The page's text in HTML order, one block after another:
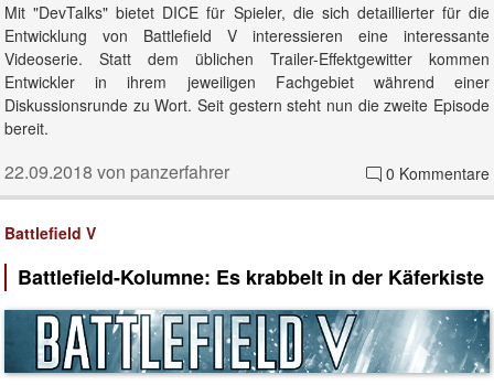
Mit "DevTalks" bietet DICE für Spieler, die sich detaillierter für die
Entwicklung von Battlefield V interessieren eine interessante
Videoserie. Statt dem üblichen Trailer-Effektgewitter kommen
Entwickler in ihrem jeweiligen Fachgebiet während einer
Diskussionsrunde zu Wort. Seit gestern steht nun die zweite Episode
bereit.
0 Kommentare
22.09.2018 von panzerfahrer
Battlefield V
Battlefield-Kolumne: Es krabbelt in der Käferkiste